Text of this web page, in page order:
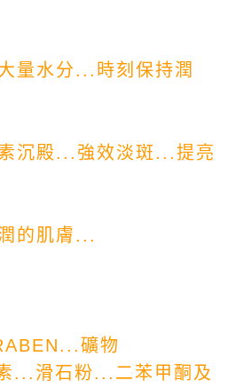
量水分...時刻保持潤
沉殿...強效淡斑...提亮
的肌膚...
礦物
...滑石粉...二苯甲酮及